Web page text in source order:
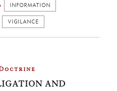
INFORMATION
VIGILANCE
AND